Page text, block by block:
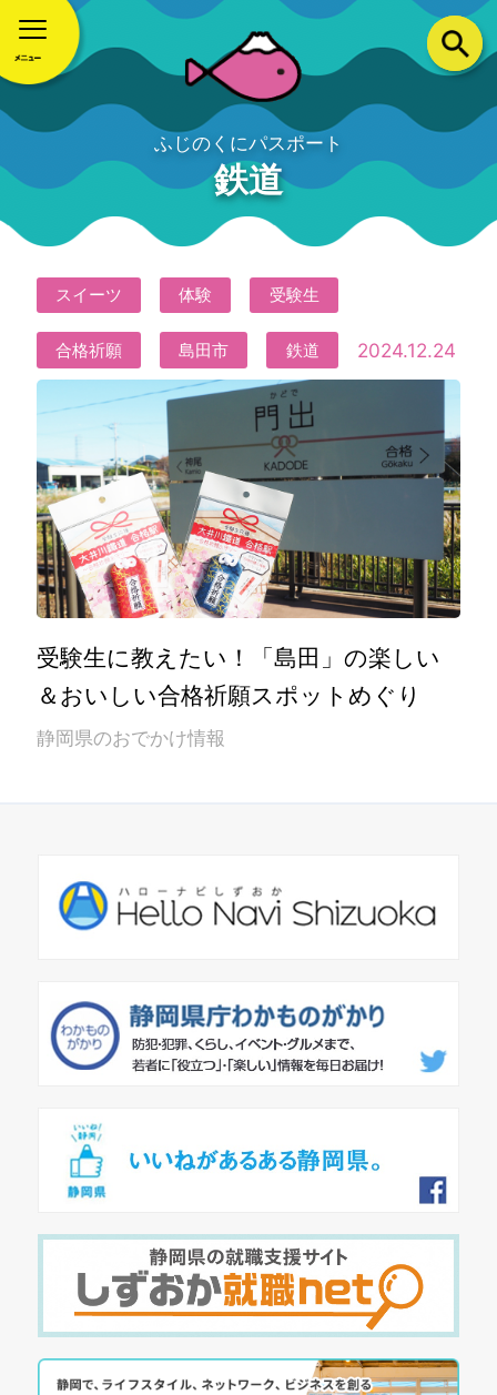
ふじのくにパスポート
鉄道
スイーツ 体験 受験生
合格祈願 島田市 鉄道 2024.12.24
受験生に教えたい！「島田」の楽しい
＆おいしい合格祈願スポットめぐり
静岡県のおでかけ情報